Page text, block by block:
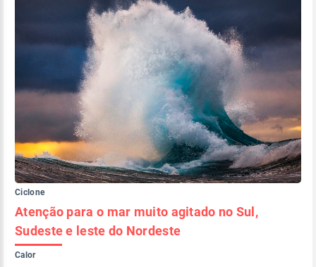
Ciclone
Atenção para o mar muito agitado no Sul,
Sudeste e leste do Nordeste
Calor